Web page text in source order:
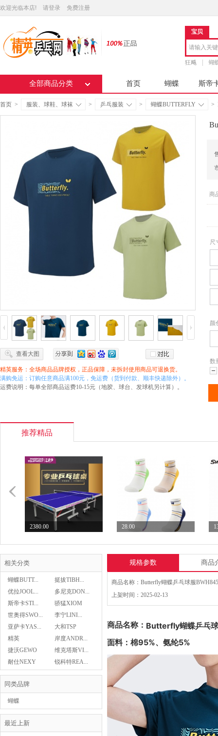
欢迎光临本店! 请登录 免费注册
宝贝
狂飚 蝴
全部商品分类 首页 蝴蝶 斯帝
首页 > 服装、球鞋、球袜 > 乒乓服装 > 蝴蝶BUTTERFLY >
商
尺
颜
数
查看大图
精英服务：全场商品品牌授权，正品保障，未拆封使用商品可退换货。
满购免运：订购任意商品满100元，免运费（货到付款、顺丰快递除外）。
运费说明：每单全部商品运费10-15元（地胶、球台、发球机另计算）。
推荐精品
2380.00
28.00
28.00
Butterfly蝴蝶乒...
相关分类
蝴蝶BUTT...
挺拔TIBH...
优拉JOOL...
多尼克DON...
斯帝卡STI...
骄猛XIOM
世奥得SWO...
李宁LINI...
亚萨卡YAS...
大和TSP
精英
岸度ANDR...
捷沃GEWO
维克塔斯VI...
耐仕NEXY
锐科特REA...
同类品牌
蝴蝶
BUTTERFLY
最近上新
Butterfly蝴蝶乒...
29.00
七二九729乒乓球台专业...
899.00
规格参数 商品
上架时间：2025-02-13
商品名称： Butterfly蝴蝶乒乓
面料：棉95%、氨纶5%